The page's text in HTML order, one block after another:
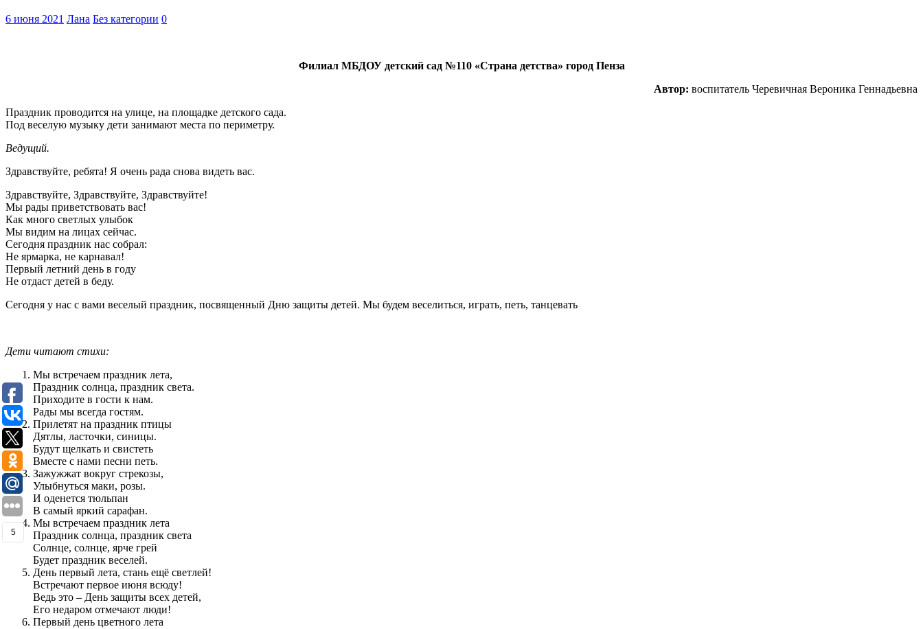
6 июня 2021 Лана Без категории 0
Филиал МБДОУ детский сад №110 «Страна детства» город Пенза
Автор: воспитатель Черевичная Вероника Геннадьевна
Праздник проводится на улице, на площадке детского сада.
Под веселую музыку дети занимают места по периметру.
Ведущий.
Здравствуйте, ребята! Я очень рада снова видеть вас.
Здравствуйте, Здравствуйте, Здравствуйте!
Мы рады приветствовать вас!
Как много светлых улыбок
Мы видим на лицах сейчас.
Сегодня праздник нас собрал:
Не ярмарка, не карнавал!
Первый летний день в году
Не отдаст детей в беду.
Сегодня у нас с вами веселый праздник, посвященный Дню защиты детей. Мы будем веселиться, играть, петь, танцевать
Дети читают стихи:
Мы встречаем праздник лета,
Праздник солнца, праздник света.
Приходите в гости к нам.
Рады мы всегда гостям.
Прилетят на праздник птицы
Дятлы, ласточки, синицы.
Будут щелкать и свистеть
Вместе с нами песни петь.
Зажужжат вокруг стрекозы,
Улыбнуться маки, розы.
И оденется тюльпан
В самый яркий сарафан.
Мы встречаем праздник лета
Праздник солнца, праздник света
Солнце, солнце, ярче грей
Будет праздник веселей.
День первый лета, стань ещё светлей!
Встречают первое июня всюду!
Ведь это – День защиты всех детей,
Его недаром отмечают люди!
Первый день цветного лета
5